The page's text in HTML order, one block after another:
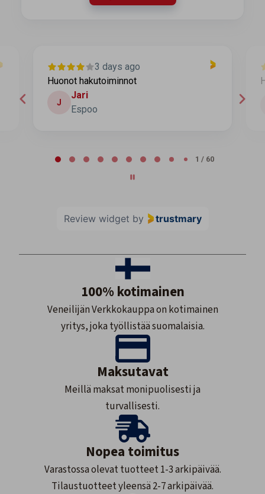
3 days ago
Huonot hakutoiminnot
J
Jari
Espoo
2 / 60
Review widget by trustmary
100% kotimainen
Veneilijän Verkkokauppa on kotimainen
yritys, joka työllistää suomalaisia.
Maksutavat
Meillä maksat monipuolisesti ja
turvallisesti.
Nopea toimitus
Varastossa olevat tuotteet 1-3 arkipäivää.
Tilaustuotteet yleensä 2-7 arkipäivää.